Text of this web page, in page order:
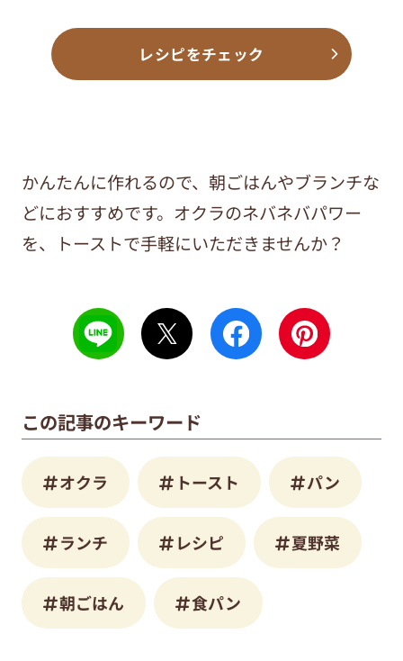
レシピをチェック
かんたんに作れるので、朝ごはんやブランチな
どにおすすめです。オクラのネバネバパワー
を、トーストで手軽にいただきませんか？
この記事のキーワード
オクラ トースト パン
ランチ レシピ 夏野菜
朝ごはん 食パン